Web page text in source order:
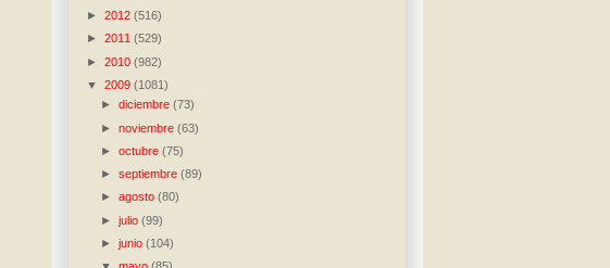
► 2012 (516)
► 2011 (529)
► 2010 (982)
▼ 2009 (1081)
►diciembre(73)
►noviembre(63)
►octubre(75)
►septiembre(89)
►agosto(80)
►julio(99)
►junio(104)